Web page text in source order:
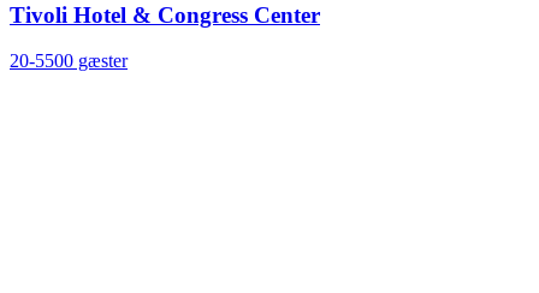
Tivoli Hotel & Congress Center
20-5500 gæster